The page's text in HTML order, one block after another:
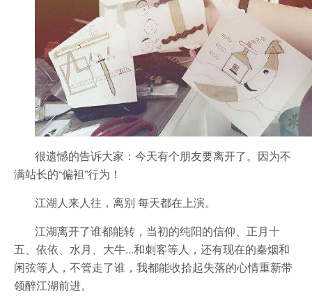
很遗憾的告诉大家：今天有个朋友要离开了。因为不
满站长的“偏袒”行为！
江湖人来人往，离别 每天都在上演。
江湖离开了谁都能转，当初的纯阳的信仰、正月十
五、依依、水月、大牛...和刺客等人，还有现在的秦烟和
闲弦等人，不管走了谁，我都能收拾起失落的心情重新带
领醉江湖前进。